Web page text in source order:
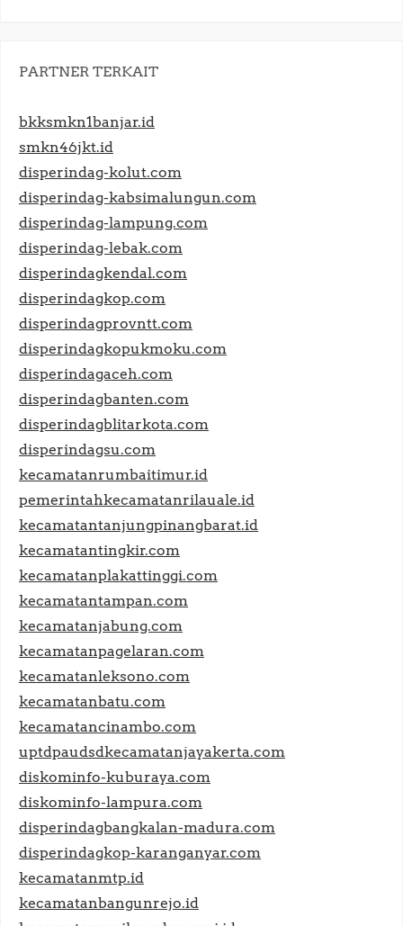
PARTNER TERKAIT
bkksmkn1banjar.id
smkn46jkt.id
disperindag-kolut.com
disperindag-kabsimalungun.com
disperindag-lampung.com
disperindag-lebak.com
disperindagkendal.com
disperindagkop.com
disperindagprovntt.com
disperindagkopukmoku.com
disperindagaceh.com
disperindagbanten.com
disperindagblitarkota.com
disperindagsu.com
kecamatanrumbaitimur.id
pemerintahkecamatanrilauale.id
kecamatantanjungpinangbarat.id
kecamatantingkir.com
kecamatanplakattinggi.com
kecamatantampan.com
kecamatanjabung.com
kecamatanpagelaran.com
kecamatanleksono.com
kecamatanbatu.com
kecamatancinambo.com
uptdpaudsdkecamatanjayakerta.com
diskominfo-kuburaya.com
diskominfo-lampura.com
disperindagbangkalan-madura.com
disperindagkop-karanganyar.com
kecamatanmtp.id
kecamatanbangunrejo.id